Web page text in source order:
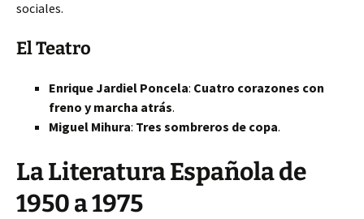
sociales.
El Teatro
Enrique Jardiel Poncela: Cuatro corazones con
freno y marcha atrás.
Miguel Mihura: Tres sombreros de copa.
La Literatura Española de
1950 a 1975